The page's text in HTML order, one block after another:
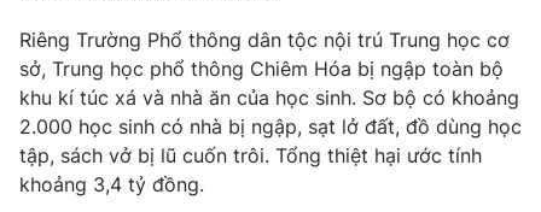
VTV Sức khoẻ Bất động sản
Thị trường 24h Tấm lòng Việt
Riêng Trường Phổ thông dân tộc nội trú Trung học cơ
sở, Trung học phổ thông Chiêm Hóa bị ngập toàn bộ
khu kí túc xá và nhà ăn của học sinh. Sơ bộ có khoảng
2.000 học sinh có nhà bị ngập, sạt lở đất, đồ dùng học
tập, sách vở bị lũ cuốn trôi. Tổng thiệt hại ước tính
khoảng 3,4 tỷ đồng.